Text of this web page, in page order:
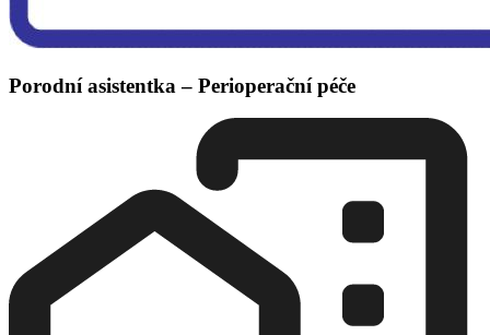
Porodní asistentka – Perioperační péče